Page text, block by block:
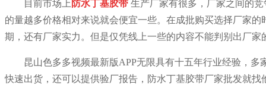
目前市场上 防水丁基胶带 生产厂家有很多，厂家之间的
的量越多价格相对来说就会便宜一些。在成批购买选择厂家
期，还有厂家实力。但是仅凭线上一些的内容不能判别出厂家
昆山色多多视频最新版APP无限具有十五年行业经验，多
快速出货，还可以提供验厂报告，防水丁基胶带厂家批发就找